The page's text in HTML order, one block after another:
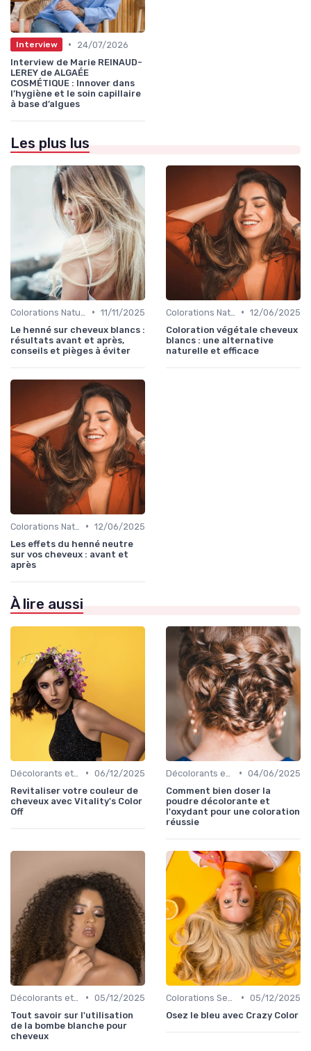
Interview •
24/07/2026
Interview de Marie REINAUD-
LEREY de ALGAÉE
COSMÉTIQUE : Innover dans
l’hygiène et le soin capillaire
à base d’algues
Les plus lus
• 11/11/2025
Le henné sur cheveux blancs :
résultats avant et après,
conseils et pièges à éviter
• 12/06/2025
Coloration végétale cheveux
blancs : une alternative
naturelle et efficace
• 12/06/2025
Les effets du henné neutre
sur vos cheveux : avant et
après
À lire aussi
• 06/12/2025
Revitaliser votre couleur de
cheveux avec Vitality's Color
Off
• 04/06/2025
Comment bien doser la
poudre décolorante et
l'oxydant pour une coloration
réussie
• 05/12/2025
Tout savoir sur l'utilisation
de la bombe blanche pour
cheveux
• 05/12/2025
Osez le bleu avec Crazy Color